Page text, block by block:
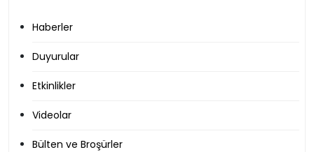
Haberler
Duyurular
Etkinlikler
Videolar
Bülten ve Broşürler